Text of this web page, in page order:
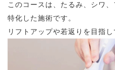
このコースは、たるみ、シワ
特化した施術です。
リフトアップや若返りを目指